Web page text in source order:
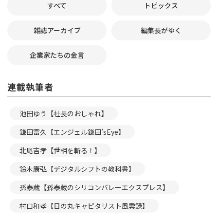
すべて トピックス
雑誌アーカイブ 編集長がゆく
企業家たちの金言
連載執筆者
池田ゆう【社長のおしゃれ】
鎌田富久【エンジェル鎌田’sEye】
北尾吉孝【世相を斬る！】
鈴木康弘【デジタルシフトの教科書】
孫泰蔵【孫泰蔵のシリコンバレーエクスプレス】
村口和孝【日の丸キャピタリスト風雲録】